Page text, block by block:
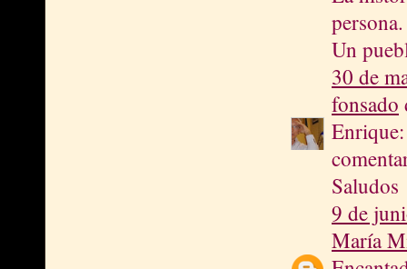
Un
30 de
fonsado
Saludos
9 de
María